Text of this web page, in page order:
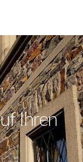
Ihren